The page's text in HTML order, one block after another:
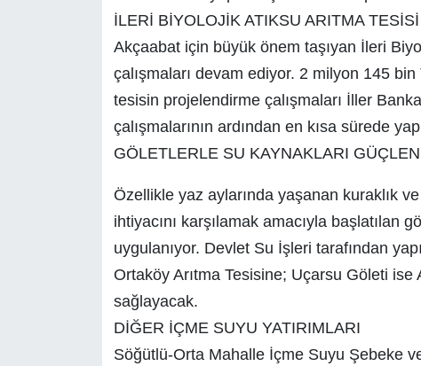
İLERİ BİYOLOJİK ATIKSU ARITMA TESİSİ
Akçaabat için büyük önem taşıyan İleri
çalışmaları devam ediyor. 2 milyon 145
tesisin projelendirme çalışmaları İller
çalışmalarının ardından en kısa sürede
GÖLETLERLE SU KAYNAKLARI
Özellikle yaz aylarında yaşanan kuraklık
ihtiyacını karşılamak amacıyla başlatılan
uygulanıyor. Devlet Su İşleri tarafından
Ortaköy Arıtma Tesisine; Uçarsu Göleti
sağlayacak.
DİĞER İÇME SUYU YATIRIMLARI
Söğütlü-Orta Mahalle İçme Suyu Şebeke